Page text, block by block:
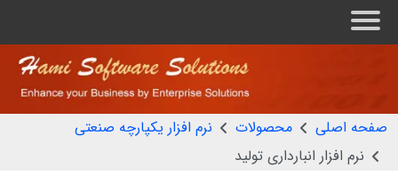
منو
صفحه اصلی محصولات
نرم افزار يکپارچه صنعتی
نرم افزار انبارداری تولید